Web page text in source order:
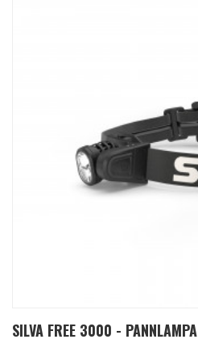
SILVA FREE 3000 - PANNLAMPA